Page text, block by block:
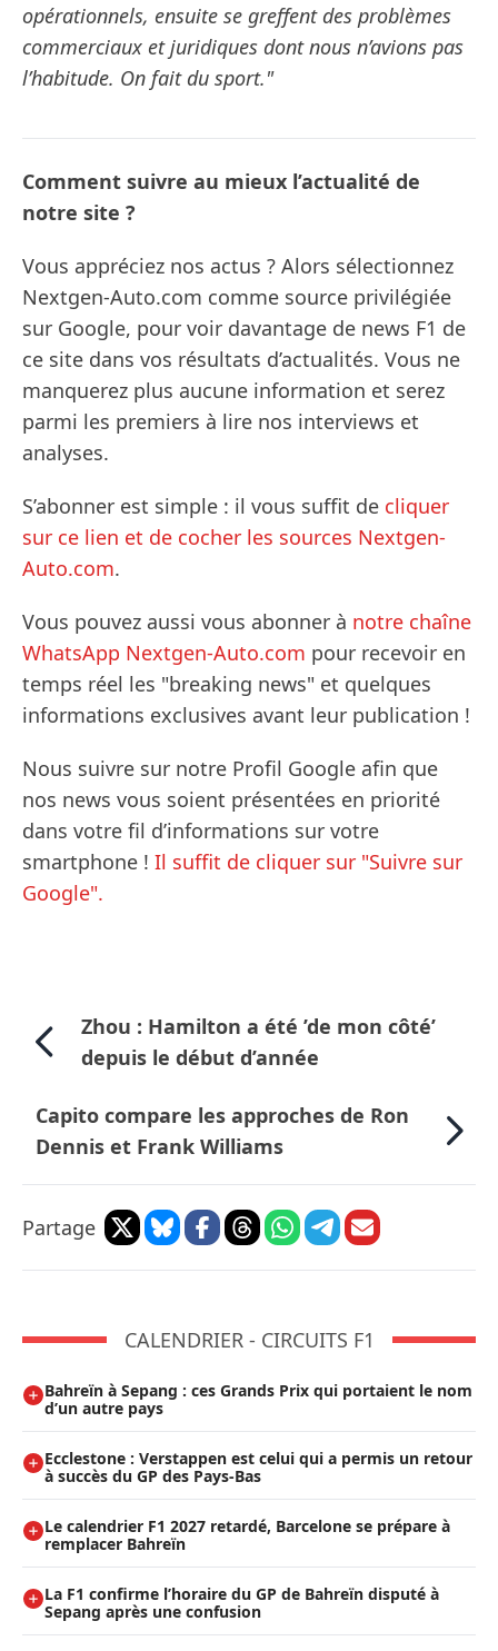
opérationnels, ensuite se greffent des problèmes
commerciaux et juridiques dont nous n’avions pas
l’habitude. On fait du sport."
Comment suivre au mieux l’actualité de
notre site ?
Vous appréciez nos actus ? Alors sélectionnez
Nextgen-Auto.com comme source privilégiée
sur Google, pour voir davantage de news F1 de
ce site dans vos résultats d’actualités. Vous ne
manquerez plus aucune information et serez
parmi les premiers à lire nos interviews et
analyses.
S’abonner est simple : il vous suffit de cliquer
sur ce lien et de cocher les sources Nextgen-
Auto.com.
Vous pouvez aussi vous abonner à notre chaîne
WhatsApp Nextgen-Auto.com pour recevoir en
temps réel les "breaking news" et quelques
informations exclusives avant leur publication !
Nous suivre sur notre Profil Google afin que
nos news vous soient présentées en priorité
dans votre fil d’informations sur votre
smartphone ! Il suffit de cliquer sur "Suivre sur
Google".
Zhou : Hamilton a été ’de mon côté’
depuis le début d’année
Capito compare les approches de Ron
Dennis et Frank Williams
Partage
CALENDRIER - CIRCUITS F1
Bahreïn à Sepang : ces Grands Prix qui portaient le nom
d’un autre pays
Ecclestone : Verstappen est celui qui a permis un retour
à succès du GP des Pays-Bas
Le calendrier F1 2027 retardé, Barcelone se prépare à
remplacer Bahreïn
La F1 confirme l’horaire du GP de Bahreïn disputé à
Sepang après une confusion